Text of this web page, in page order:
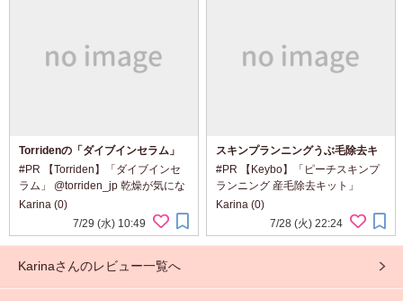
Torridenの「ダイブインセラム」
#PR 【Torriden】「ダイブインセ
ラム」 @torriden_jp 乾燥が気にな
る日の肌に、 みずみずしいうるお
いを重ねる一本。 Torridenの「ダ
イブインセラム」。 ダイブインら
Karina (0)
7/29 (水) 10:49
スキンプランニングうぶ毛除去キ
ット
#PR 【Keybo】「ピーチスキンプ
ランニング 産毛除去キット」
@keybo_cosmetic @keybo_jp 顔
まわりの細かな産毛まで、 自宅で
丁寧にお手入れしたい日に。
Karina (0)
7/28 (火) 22:24
Karinaさんのレビュー一覧へ